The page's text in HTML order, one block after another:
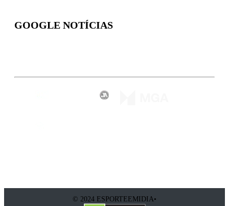
GOOGLE NOTÍCIAS
© 2024 ESPORTEEMIDIA•